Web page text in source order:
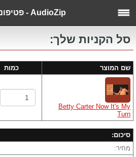
AudioZip - פטיפונים וסטריאו...
סל הקניות שלך:
שם המוצר כמות
Betty Carter Now It's My
Turn
סיכום:
מחיר: